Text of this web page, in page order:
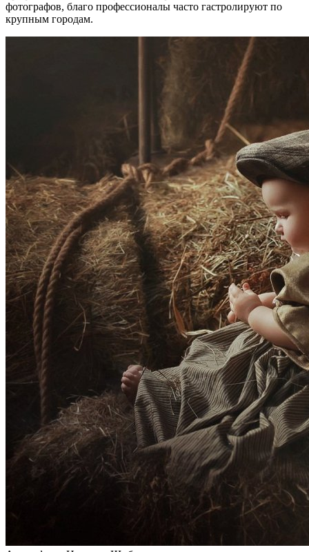
фотографов, благо профессионалы часто гастролируют по
крупным городам.